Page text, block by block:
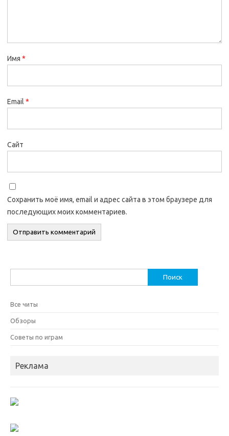
Имя *
Email *
Сайт
Сохранить моё имя, email и адрес сайта в этом браузере для
последующих моих комментариев.
Все читы
Обзоры
Советы по играм
Реклама